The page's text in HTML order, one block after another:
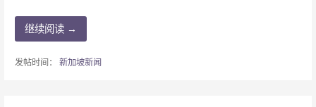
继续阅读 →
发帖时间： 新加坡新闻